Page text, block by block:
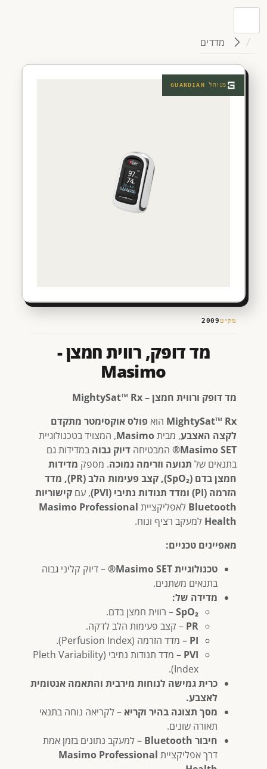
מדדים
מנוהל GUARDIAN
מק״ט2009
מד דופק, רווית חמצן -
Masimo
מד דופק ורווית חמצן – MightySat™ Rx
MightySat™ Rx הוא פולס אוקסימטר מתקדם
לקצה האצבע, מביתMasimo, המצויד בטכנולוגיית
Masimo SET®
המבטיחה דיוק גבוה במדידות גם
בתנאים של תנועה וזרימה נמוכה. מספק מדידות
חמצן בדם (SpO₂), קצב פעימות הלב (PR), מדד
הזרמה (PI) ומדד תנודות נתיבי (PVI)
, עם קישוריות
Bluetooth לאפליקציית Masimo Professional
Health למעקב רציף ונוח.
מאפיינים טכניים:
טכנולוגיית Masimo SET®
– דיוק קליני גבוה
בתנאים משתנים.
מדידה של:
SpO₂– רווית חמצן בדם.
PR – קצב פעימות הלב לדקה.
PI – מדד הזרמה (Perfusion Index).
PVI
– מדד תנודות נתיבי (Pleth Variability
Index).
כרית גמישה לנוחות מירבית והתאמה אנטומית
לאצבע.
מסך תצוגה בהיר וקריא – לקריאה נוחה בתנאי
תאורה שונים.
חיבור Bluetooth
– למעקב נתונים בזמן אמת
דרך אפליקציית Masimo Professional